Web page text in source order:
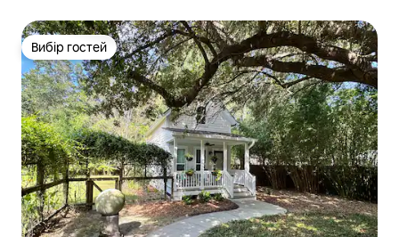
Вибір гостей
Вибір гостей